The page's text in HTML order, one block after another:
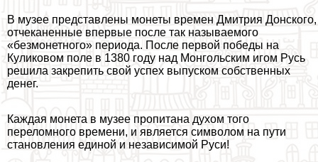
В музее представлены монеты времен Дмитрия Донского,
отчеканенные впервые после так называемого
«безмонетного» периода. После первой победы на
Куликовом поле в 1380 году над Монгольским игом Русь
решила закрепить свой успех выпуском собственных
денег.
Каждая монета в музее пропитана духом того
переломного времени, и является символом на пути
становления единой и независимой Руси!